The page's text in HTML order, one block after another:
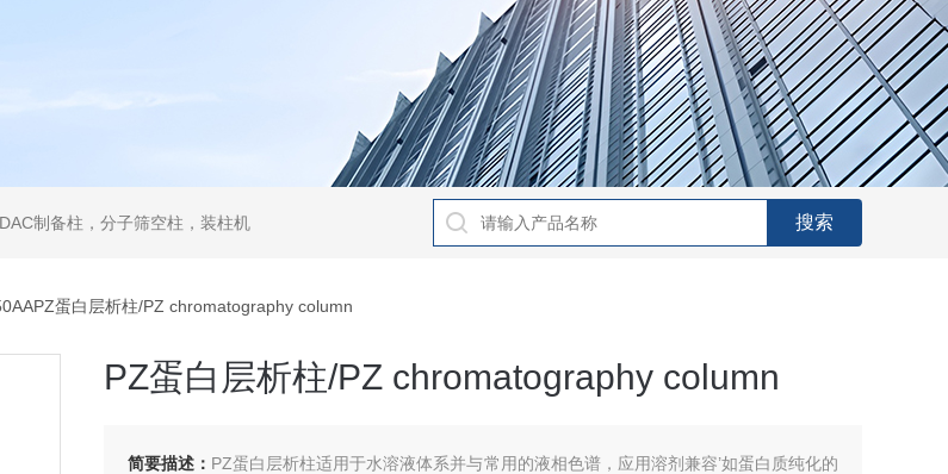
制备柱，分子筛空柱，装柱机
蛋白层析柱/PZ chromatography column
PZ蛋白层析柱/PZ chromatography column
简要描述： PZ蛋白层析柱适用于水溶液体系并与常用的液相色谱，应用溶剂兼容’如蛋白质纯化的